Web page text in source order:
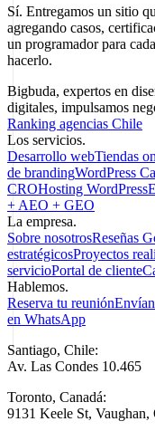
Sí. Entregamos un sitio
agregando casos,
un programador para
hacerlo.
Bigbuda, expertos en
digitales, impulsamos
Ranking agencias Chile
Los servicios.
Desarrollo webTiendas
de brandingWordPress
CROHosting WordPress
+ AEO + GEO
La empresa.
Sobre nosotrosReseñas
estratégicosProyectos
servicioPortal de cliente
Hablemos.
Reserva tu reunión
en WhatsApp
Santiago, Chile:
Av. Las Condes 10.465
Toronto, Canadá:
9131 Keele St, Vaughan,